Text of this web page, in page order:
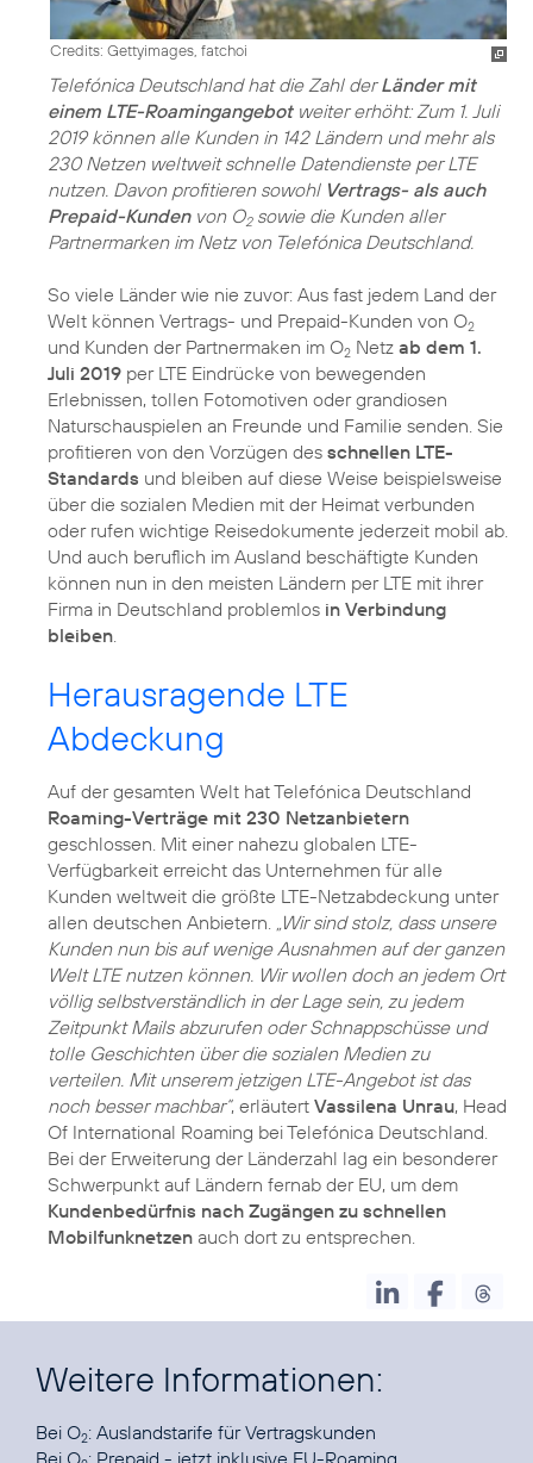
Credits: Gettyimages, fatchoi
Telefónica Deutschland hat die Zahl derLänder mit
einem LTE-Roamingangebotweiter erhöht: Zum 1. Juli
2019 können alle Kunden in 142 Ländern und mehr als
230 Netzen weltweit schnelle Datendienste per LTE
nutzen. Davon profitieren sowohl Vertrags- als auch
Prepaid-Kundenvon O2sowie die Kunden aller
Partnermarken im Netz von Telefónica Deutschland.
So viele Länder wie nie zuvor: Aus fast jedem Land der
Welt können Vertrags- und Prepaid-Kunden von O2
und Kunden der Partnermaken im O2 Netz ab dem 1.
Juli 2019 per LTE Eindrücke von bewegenden
Erlebnissen, tollen Fotomotiven oder grandiosen
Naturschauspielen an Freunde und Familie senden. Sie
profitieren von den Vorzügen des schnellen LTE-
Standards und bleiben auf diese Weise beispielsweise
über die sozialen Medien mit der Heimat verbunden
oder rufen wichtige Reisedokumente jederzeit mobil ab.
Und auch beruflich im Ausland beschäftigte Kunden
können nun in den meisten Ländern per LTE mit ihrer
Firma in Deutschland problemlos in Verbindung
bleiben
Herausragende LTE
Abdeckung
Auf der gesamten Welt hat Telefónica Deutschland
Roaming-Verträge mit 230 Netzanbietern
geschlossen. Mit einer nahezu globalen LTE-
Verfügbarkeit erreicht das Unternehmen für alle
Kunden weltweit die größte LTE-Netzabdeckung unter
allen deutschen Anbietern.
„Wir sind stolz, dass unsere
Kunden nun bis auf wenige Ausnahmen auf der ganzen
Welt LTE nutzen können. Wir wollen doch an jedem Ort
völlig selbstverständlich in der Lage sein, zu jedem
Zeitpunkt Mails abzurufen oder Schnappschüsse und
tolle Geschichten über die sozialen Medien zu
verteilen. Mit unserem jetzigen LTE-Angebot ist das
noch besser machbar“, erläutert Vassilena Unrau, Head
Of International Roaming bei Telefónica Deutschland.
Bei der Erweiterung der Länderzahl lag ein besonderer
Schwerpunkt auf Ländern fernab der EU, um dem
Kundenbedürfnis nach Zugängen zu schnellen
Mobilfunknetzen auch dort zu entsprechen.
Weitere Informationen:
Bei O2: Auslandstarife für Vertragskunden
Bei O : Prepaid - jetzt inklusive EU-Roaming